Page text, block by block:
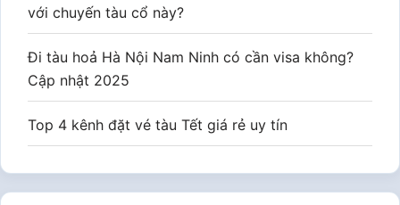
với chuyến tàu cổ này?
Đi tàu hoả Hà Nội Nam Ninh có cần visa không?
Cập nhật 2025
Top 4 kênh đặt vé tàu Tết giá rẻ uy tín